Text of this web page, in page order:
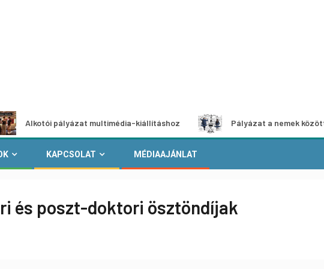
pályázat multimédia-kiállításhoz Pályázat a nemek közötti
KAPCSOLAT MÉDIAAJÁNLAT
és poszt-doktori ösztöndíjak